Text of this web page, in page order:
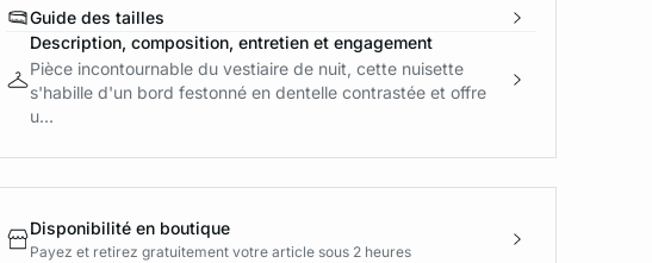
Guide des tailles
Description, composition, entretien et engagement
Pièce incontournable du vestiaire de nuit, cette nuisette
s'habille d'un bord festonné en dentelle contrastée et offre
u...
Disponibilité en boutique
Payez et retirez gratuitement votre article sous 2 heures